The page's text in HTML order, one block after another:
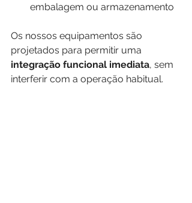
embalagem ou armazenamento
Os nossos equipamentos são
projetados para permitir uma
integração funcional imediata, sem
interferir com a operação habitual.